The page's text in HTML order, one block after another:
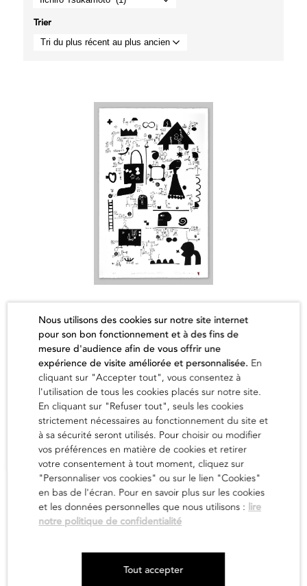
Trier
Une promenade au parc
Iichiro Tsukamoto
700,00€
en savoir
Newsletter
Nous utilisons des cookies sur notre site internet
pour son bon fonctionnement et à des fins de
mesure d'audience afin de vous offrir une
expérience de visite améliorée et personnalisée. En
cliquant sur "Accepter tout", vous consentez à
l'utilisation de tous les cookies placés sur notre site.
En cliquant sur "Refuser tout", seuls les cookies
strictement nécessaires au fonctionnement du site et
à sa sécurité seront utilisés. Pour choisir ou modifier
vos préférences en matière de cookies et retirer
votre consentement à tout moment, cliquez sur
"Personnaliser vos cookies" ou sur le lien "Cookies"
en bas de l'écran. Pour en savoir plus sur les cookies
et les données personnelles que nous utilisons : lire
notre politique de confidentialité
Tout accepter